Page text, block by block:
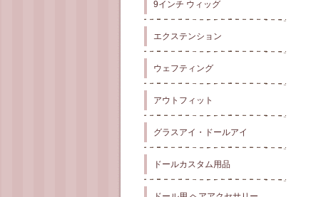
9インチ ウィッグ
エクステンション
ウェフティング
アウトフィット
グラスアイ・ドールアイ
ドールカスタム用品